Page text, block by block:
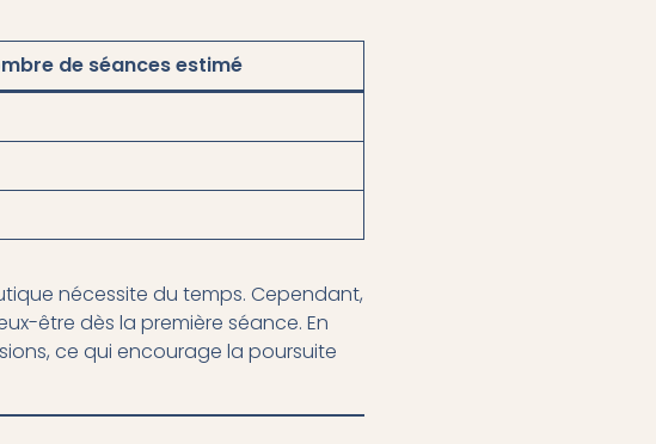
de séances estimé
nécessite du temps. Cependant,
être dès la première séance. En
ce qui encourage la poursuite